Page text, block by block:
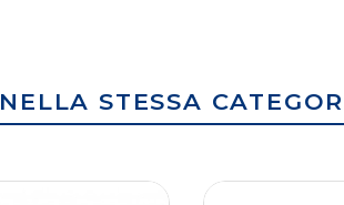
NELLA STESSA